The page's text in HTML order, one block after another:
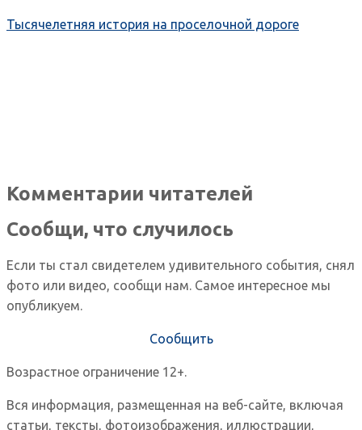
Тысячелетняя история на проселочной дороге
Комментарии читателей
Сообщи, что случилось
Если ты стал свидетелем удивительного события, снял
фото или видео, сообщи нам. Самое интересное мы
опубликуем.
Сообщить
Возрастное ограничение 12+.
Вся информация, размещенная на веб-сайте, включая
статьи, тексты, фотоизображения, иллюстрации,